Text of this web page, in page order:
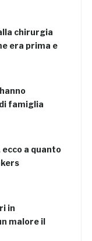
chirurgia
era prima e
famiglia
ecco a quanto
in
malore il